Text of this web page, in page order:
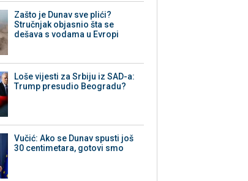
Zašto je Dunav sve plići?
Stručnjak objasnio šta se
dešava s vodama u Evropi
Loše vijesti za Srbiju iz SAD-a:
Trump presudio Beogradu?
Vučić: Ako se Dunav spusti još
30 centimetara, gotovi smo